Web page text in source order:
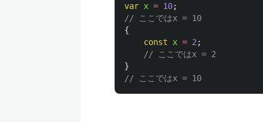
var x = 10;
// ここではx = 10
{
const
x = 2 ;
// ここではx = 2
}
// ここではx = 10